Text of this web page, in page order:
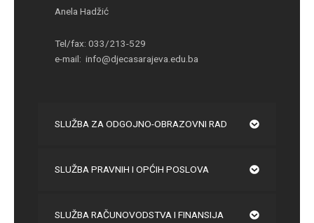
Anela Hadžić
Tel/fax: 033/213-529
e-mail: info@djecasarajeva.edu.ba
SLUŽBA ZA ODGOJNO-OBRAZOVNI RAD
SLUŽBA PRAVNIH I OPĆIH POSLOVA
SLUŽBA RAČUNOVODSTVA I FINANSIJA